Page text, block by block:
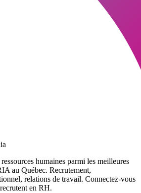
humaines parmi les meilleures
au Québec. Recrutement,
relations de travail. Connectez-vous
en RH.